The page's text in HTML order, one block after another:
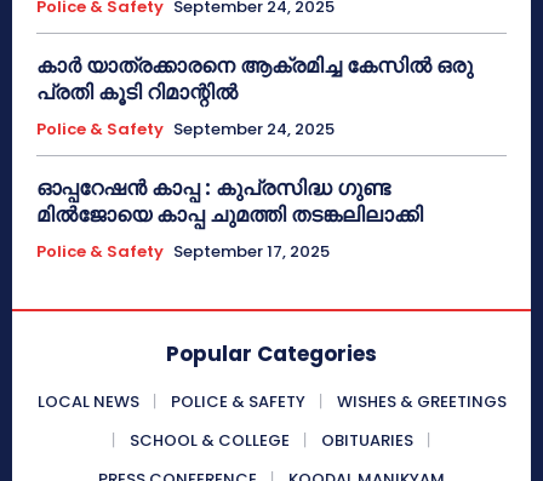
Police & Safety September 24, 2025
കാർ യാത്രക്കാരനെ ആക്രമിച്ച കേസിൽ ഒരു
പ്രതി കൂടി റിമാന്റിൽ
Police & Safety September 24, 2025
ഓപ്പറേഷൻ കാപ്പ : കുപ്രസിദ്ധ ഗുണ്ട
മിൽജോയെ കാപ്പ ചുമത്തി തടങ്കലിലാക്കി
Police & Safety September 17, 2025
Popular Categories
LOCAL NEWS POLICE & SAFETY
WISHES & GREETINGS
SCHOOL & COLLEGE
OBITUARIES